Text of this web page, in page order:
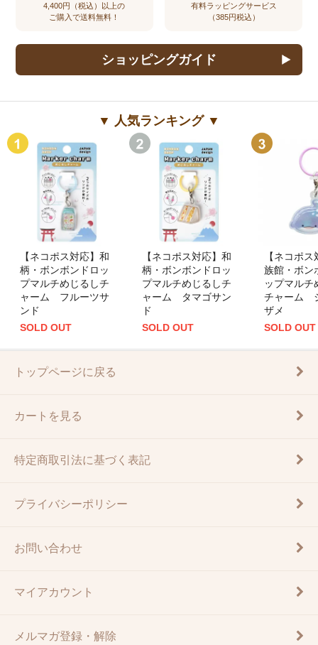
4,400円（税込）以上の
ご購入で送料無料！
有料ラッピングサービス
（385円税込）
ショッピングガイド
▼ 人気ランキング ▼
【ネコポス対応】和
柄・ボンボンドロッ
プマルチめじるしチ
ャーム フルーツサ
ンド
SOLD OUT
【ネコポス対応】和
柄・ボンボンドロッ
プマルチめじるしチ
ャーム タマゴサン
ド
SOLD OUT
【ネコポ
族館・ボン
ップマルチ
チャーム
ザメ
SOLD OUT
トップページに戻る
カートを見る
特定商取引法に基づく表記
プライバシーポリシー
お問い合わせ
マイアカウント
メルマガ登録・解除